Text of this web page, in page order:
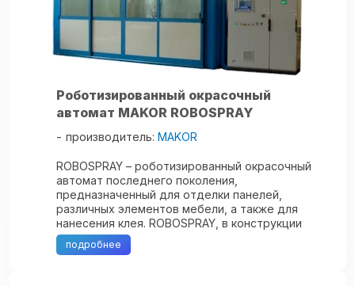
Роботизированный окрасочный
автомат MAKOR ROBOSPRAY
производитель:MAKOR
ROBOSPRAY – роботизированный окрасочный
автомат последнего поколения,
предназначенный для отделки панелей,
различных элементов мебели, а также для
нанесения клея. ROBOSPRAY, в конструкции
которого воплощены самые передовые
технологии, был разработан ...
подробнее